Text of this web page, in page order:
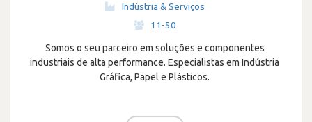
Indústria & Serviços
11-50
Somos o seu parceiro em soluções e componentes
industriais de alta performance. Especialistas em Indústria
Gráfica, Papel e Plásticos.